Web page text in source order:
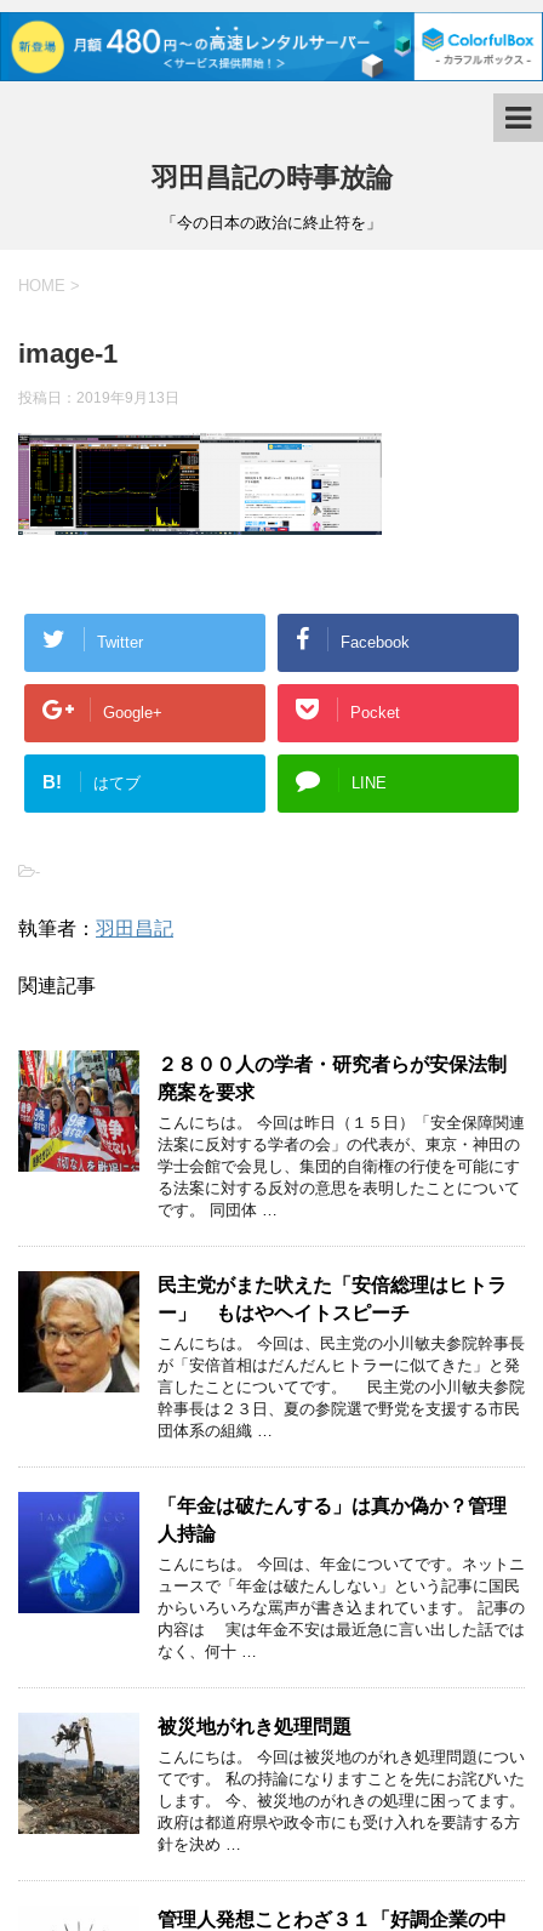
羽田昌記の時事放論
「今の日本の政治に終止符を」
HOME >
image-1
投稿日： 2019年9月13日
Twitter Facebook
Google+ Pocket
B! はてブ LINE
-
執筆者： 羽田昌記
関連記事
２８００人の学者・研究者らが安保法制
廃案を要求
こんにちは。 今回は昨日（１５日）「安全保障関連
法案に反対する学者の会」の代表が、東京・神田の
学士会館で会見し、集団的自衛権の行使を可能にす
る法案に対する反対の意思を表明したことについて
です。 同団体 …
民主党がまた吠えた「安倍総理はヒトラ
ー」 もはやヘイトスピーチ
こんにちは。 今回は、民主党の小川敏夫参院幹事長
が「安倍首相はだんだんヒトラーに似てきた」と発
言したことについてです。 民主党の小川敏夫参院
幹事長は２３日、夏の参院選で野党を支援する市民
団体系の組織 …
「年金は破たんする」は真か偽か？管理
人持論
こんにちは。 今回は、年金についてです。ネットニ
ュースで「年金は破たんしない」という記事に国民
からいろいろな罵声が書き込まれています。 記事の
内容は 実は年金不安は最近急に言い出した話では
なく、何十 …
被災地がれき処理問題
こんにちは。 今回は被災地のがれき処理問題につい
てです。 私の持論になりますことを先にお詫びいた
します。 今、被災地のがれきの処理に困ってます。
政府は都道府県や政令市にも受け入れを要請する方
針を決め …
管理人発想ことわざ３１「好調企業の中